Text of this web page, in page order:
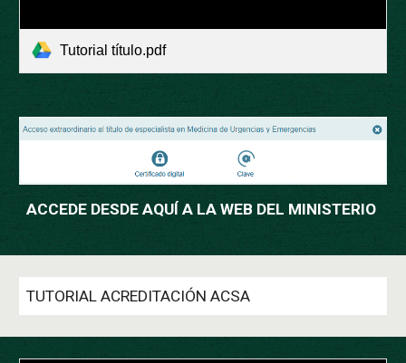
Tutorial título.pdf
ACCEDE DESDE AQUÍ A LA WEB DEL MINISTERIO
TUTORIAL ACREDITACIÓN ACSA